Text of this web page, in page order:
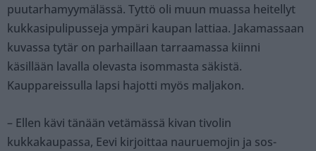
puutarhamyymälässä. Tyttö oli muun muassa heitellyt
kukkasipulipusseja ympäri kaupan lattiaa. Jakamassaan
kuvassa tytär on parhaillaan tarraamassa kiinni
käsillään lavalla olevasta isommasta säkistä.
Kauppareissulla lapsi hajotti myös maljakon.
– Ellen kävi tänään vetämässä kivan tivolin
kukkakaupassa, Eevi kirjoittaa nauruemojin ja sos-